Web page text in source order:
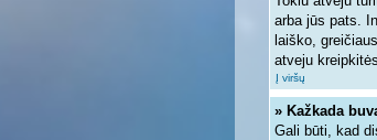
arba jūs pats.
laiško,
atveju
Į viršų
» Kažkada
Gali būti, kad